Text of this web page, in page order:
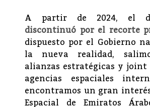
A partir de 2024, el
discontinuó por el recorte
dispuesto por el Gobierno
la nueva realidad,
alianzas estratégicas y
agencias espaciales
encontramos un gran
Espacial de Emiratos